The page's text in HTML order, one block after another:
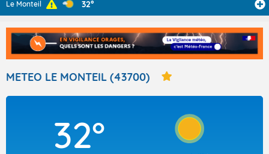
Prévisions
TOUS LES RÉSULTATS
Articles
Le Monteil 32°
METEO LE MONTEIL (43700)
32°